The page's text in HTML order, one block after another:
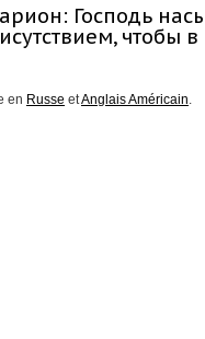
Господь
чтобы
en Russe etAnglais Américain.